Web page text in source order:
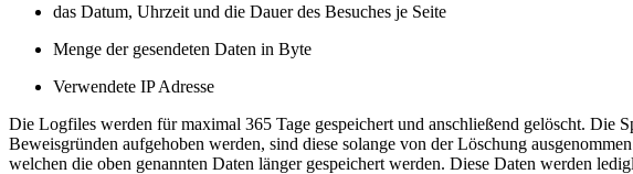
das Datum, Uhrzeit und die Dauer des Besuches je Seite
Menge der gesendeten Daten in Byte
Verwendete IP Adresse
Die Logfiles werden für maximal 365 Tage gespeichert und anschließend gelöscht. Die
Beweisgründen aufgehoben werden, sind diese solange von der Löschung
welchen die oben genannten Daten länger gespeichert werden. Diese Daten werden